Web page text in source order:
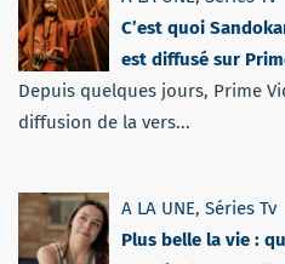
C’est quoi
est diffusé sur
Depuis quelques jours, Prime
diffusion de la vers...
A LA UNE, Séries Tv
Plus belle la vie :